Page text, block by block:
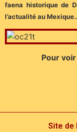
faena historique de
l’actualité au
Pour
Site de